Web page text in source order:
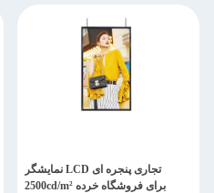
نمایشگر LCD تجاری پنجره ای
2500cd/m² برای فروشگاه خرده